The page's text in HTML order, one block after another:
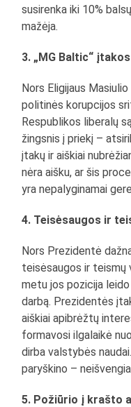
susirenka iki 10%
mažėja.
3. „MG Baltic“
Nors Eligijaus
politinės korupcijos
Respublikos liberalų
žingsnis į priekį –
įtakų ir aiškiai
nėra aišku, ar šis
yra nepalyginamai
4. Teisėsaugos ir
Nors Prezidentė
teisėsaugos ir teismų
metu jos pozicija
darbą. Prezidentės
aiškiai apibrėžtų
formavosi ilgalaikė
dirba valstybės
paryškino –
5. Požiūrio į krašto